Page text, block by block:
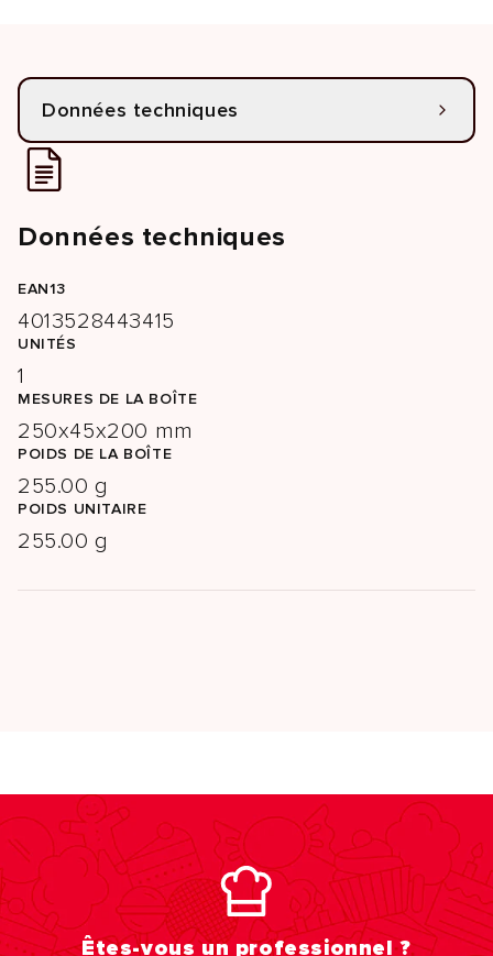
Données techniques
Données techniques
EAN13
4013528443415
UNITÉS
1
MESURES DE LA BOÎTE
250x45x200 mm
POIDS DE LA BOÎTE
255.00 g
POIDS UNITAIRE
255.00 g
Êtes-vous un professionnel ?